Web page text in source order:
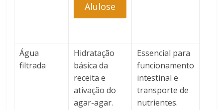
Alulose
Água
filtrada
Hidratação
básica da
receita e
ativação do
agar-agar.
Essencial para
funcionamento
intestinal e
transporte de
nutrientes.